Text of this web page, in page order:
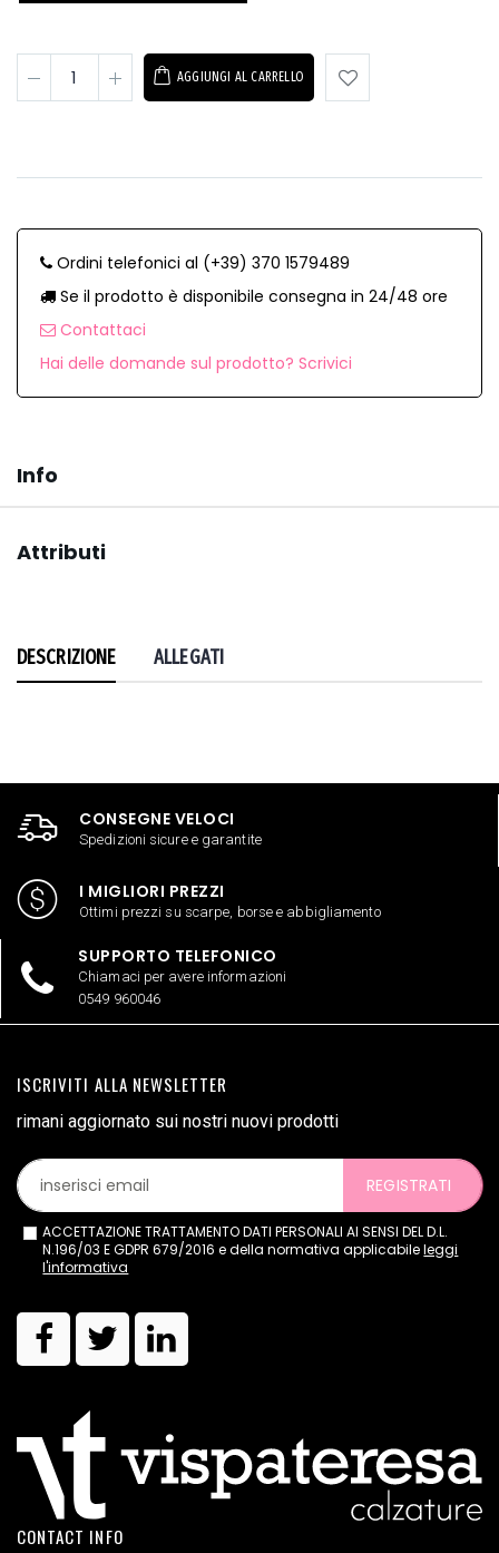
AGGIUNGI AL CARRELLO
Ordini telefonici al (+39) 370 1579489
Se il prodotto è disponibile consegna in 24/48 ore
Contattaci
Hai delle domande sul prodotto? Scrivici
Info
Attributi
DESCRIZIONE ALLEGATI
CONSEGNE VELOCI
Spedizioni sicure e garantite
I MIGLIORI PREZZI
Ottimi prezzi su scarpe, borse e abbigliamento
SUPPORTO TELEFONICO
Chiamaci per avere informazioni
0549 960046
ISCRIVITI ALLA NEWSLETTER
rimani aggiornato sui nostri nuovi prodotti
REGISTRATI
ACCETTAZIONE TRATTAMENTO DATI PERSONALI AI SENSI DEL D.L.
N.196/03 E GDPR 679/2016 e della normativa applicabileleggi
l'informativa
CONTACT INFO